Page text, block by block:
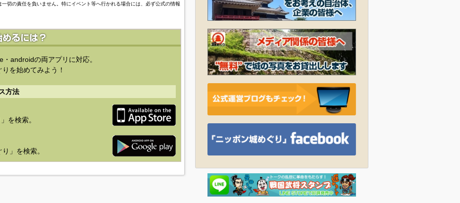
切の責任を負いません。特にイベント等へ行かれる場合には、必ず公式の情報
androidの両アプリに対応。
を始めてみよう！
方法
を検索。
」を検索。